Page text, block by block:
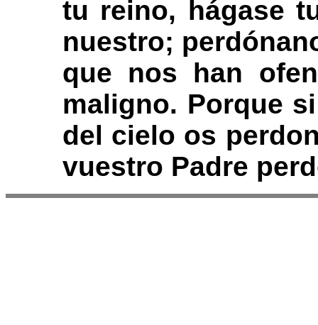
tu reino, hágase
nuestro;
que nos han
maligno. Porque
del cielo os
vuestro Padre